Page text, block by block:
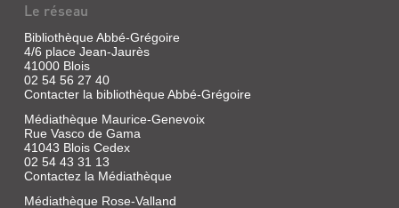
RATAPLAN
PLAN
PLAN
Livre
Gabrielle
Duculot,
1984
Albums
|
2017
(Momo)
"Hey
le
bon
dieu
!
Dis
à
mon
papa
qu'il
Le réseau
Bibliothèque Abbé-Grégoire
4/6 place Jean-Jaurès
41000 Blois
02 54 56 27 40
Contacter la bibliothèque Abbé-Grégoire
Médiathèque Maurice-Genevoix
Rue Vasco de Gama
41043 Blois Cedex
02 54 43 31 13
Contactez la Médiathèque
Médiathèque Rose-Valland